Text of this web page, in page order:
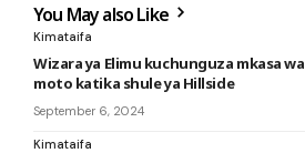
You May also Like
Kimataifa
Wizara ya Elimu kuchunguza mkasa wa
moto katika shule ya Hillside
September 6, 2024
Kimataifa